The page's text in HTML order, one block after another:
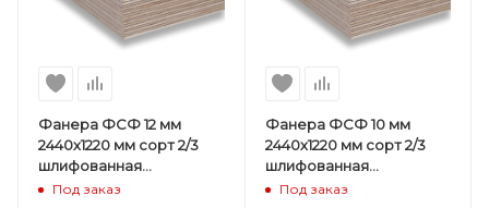
Фанера ФСФ 12 мм
2440х1220 мм сорт 2/3
шлифованная
березовая
Под заказ
Фанера ФСФ 10 мм
2440х1220 мм сорт 2/3
шлифованная
березовая
Под заказ